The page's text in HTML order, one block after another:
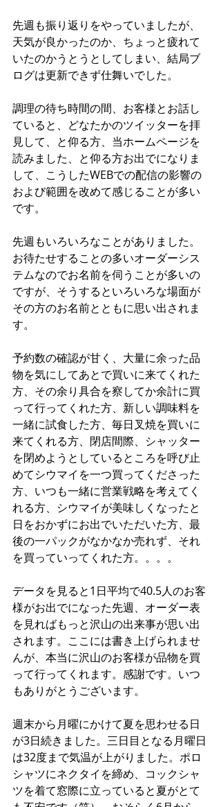
先週も振り返りをやっていましたが、
天気が良かったのか、ちょっと疲れて
いたのかうとうとしてしまい、結局ブ
ログは更新できず仕舞いでした。
調理の待ち時間の間、お客様とお話し
ていると、どなたかのツイッターを拝
見して、と仰る方、当ホームページを
読みました、と仰る方お出でになりま
して、こうしたWEBでの配信の影響の
および範囲を改めて感じることが多い
です。
先週もいろいろなことがありました。
お待たせすることの多いオーダーシス
テムなのでお名前を伺うことが多いの
ですが、そうするといろいろな場面が
その方のお名前とともに思い出されま
す。
予約数の確認が甘く、大量に余った品
物を気にしてあとで買いに来てくれた
方、その余り具合を察してか余計に買
って行ってくれた方、新しい調味料を
一緒に試食した方、毎日叉焼を買いに
来てくれる方、閉店間際、シャッター
を閉めようとしているところを呼び止
めてシウマイを一つ買ってくださった
方、いつも一緒に営業戦略を考えてく
れる方、シウマイが美味しくなったと
日をおかずにお出でいただいた方、最
後の一パックがなかなか売れず、それ
を買っていってくれた方。。。。
データを見ると1日平均で40.5人のお客
様がお出でになった先週、オーダー表
を見ればもっと沢山の出来事が思い出
されます。ここには書き上げられませ
んが、本当に沢山のお客様が品物を買
って行ってくれます。感謝です。いつ
もありがとうございます。
週末から月曜にかけて夏を思わせる日
が3日続きました。三日目となる月曜日
は32度まで気温が上がりました。ポロ
シャツにネクタイを締め、コックシャ
ツを着て窓際に立っていると夏がとて